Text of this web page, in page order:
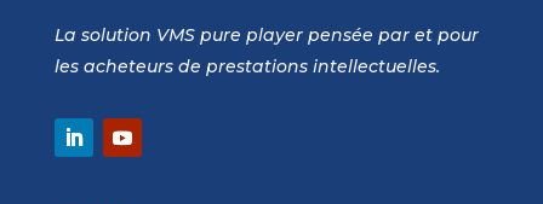
La solution VMS pure player pensée par et pour
les acheteurs de prestations intellectuelles.